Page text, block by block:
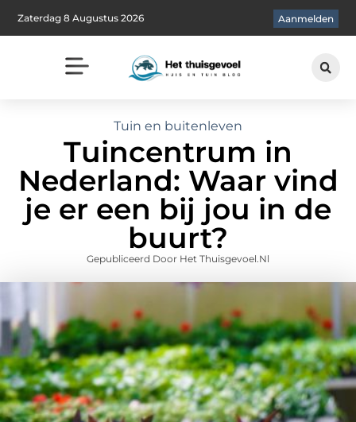
Zaterdag 8 Augustus 2026 Aanmelden
Tuin en buitenleven
Tuincentrum in
Nederland: Waar vind
je er een bij jou in de
buurt?
Gepubliceerd Door Het Thuisgevoel.nl